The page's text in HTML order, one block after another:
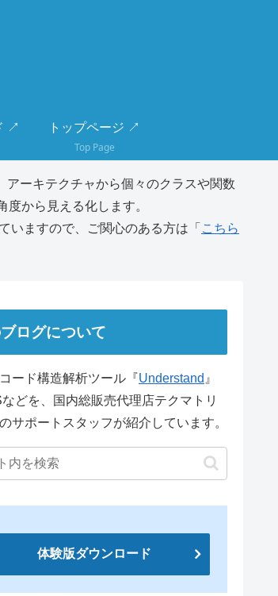
↗
トップページ ↗
Top Page
アーキテクチャから個々のクラスや関数
から見える化します。
いますので、ご関心のある方は「 こちら
ログについて
ード構造解析ツール『Understand 』
どを、国内総販売代理店テクマトリ
サポートスタッフが紹介しています。
体験版ダウンロード